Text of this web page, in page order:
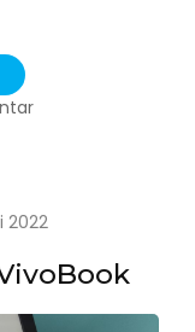
zu
Jahressicherung
2022